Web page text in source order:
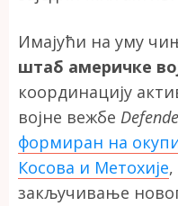
Имајући на уму
штаб америчке
координацију
војне вежбе
формиран на
Косова и Метохије,
закључивање